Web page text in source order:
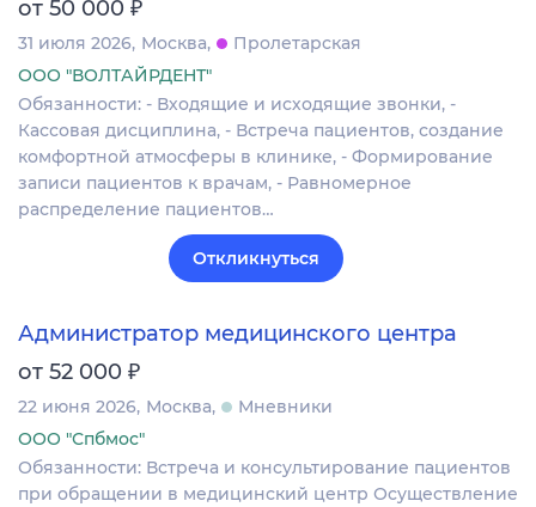
от 50 000
31 июля 2026 Москва
Пролетарская
ООО "ВОЛТАЙРДЕНТ"
Обязанности: - Входящие и исходящие звонки, -
Кассовая дисциплина, - Встреча пациентов, создание
комфортной атмосферы в клинике, - Формирование
записи пациентов к врачам, - Равномерное
распределение пациентов…
Откликнуться
Администратор медицинского центра
от 52 000 ₽
22 июня 2026 Москва
Мневники
ООО "Спбмос"
Обязанности: Встреча и консультирование пациентов
при обращении в медицинский центр Осуществление